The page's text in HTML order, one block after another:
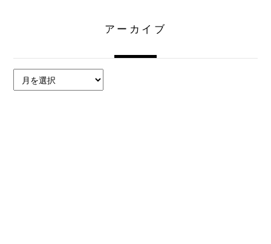
アーカイブ
ー